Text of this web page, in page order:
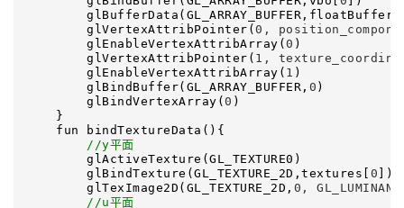
        glVertexAttribPointer(
0,
        glEnableVertexAttribArray(
0 )
        glVertexAttribPointer(
1,
        glEnableVertexAttribArray(
1 )
        glBindBuffer(GL_ARRAY_BUFFER,
0 )
        glBindVertexArray(
0 )
    }
    fun bindTextureData(){
//y平面
        glActiveTexture(GL_TEXTURE0)
        glBindTexture(GL_TEXTURE_2D,textures[
0 ])
        glTexImage2D(GL_TEXTURE_2D,
0,
//u平面